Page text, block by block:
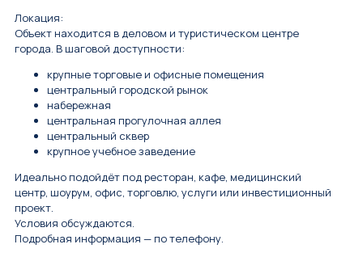
Локация:
Объект находится в деловом и туристическом центре
города. В шаговой доступности:
крупные торговые и офисные помещения
центральный городской рынок
набережная
центральная прогулочная аллея
центральный сквер
крупное учебное заведение
Идеально подойдёт под ресторан, кафе, медицинский
центр, шоурум, офис, торговлю, услуги или инвестиционный
проект.
Условия обсуждаются.
Подробная информация — по телефону.